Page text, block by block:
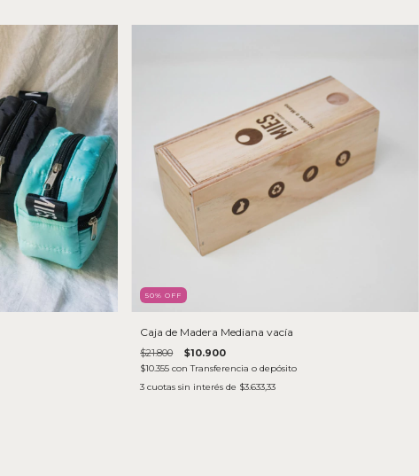
50% OFF
Caja de Madera Mediana vacía
$21.800 $10.900
$10.355con Transferencia o depósito
3 cuotas sin interés de $3.633,33